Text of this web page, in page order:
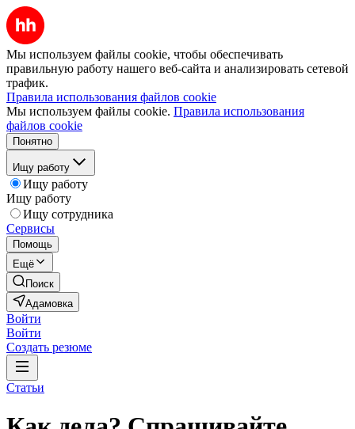
Мы используем файлы cookie, чтобы обеспечивать
правильную работу нашего веб-сайта и анализировать сетевой
трафик.
Правила использования файлов cookie
Мы используем файлы cookie. Правила использования
файлов cookie
Понятно
Ищу работу
Ищу работу
Ищу работу
Ищу сотрудника
Сервисы
Помощь
Ещё
Поиск
Адамовка
Войти
Войти
Создать резюме
Статьи